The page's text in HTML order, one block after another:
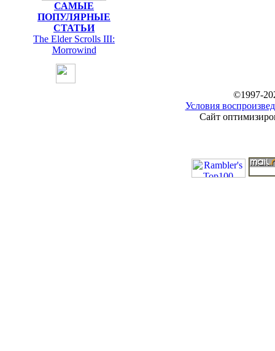
САМЫЕ
ПОПУЛЯРНЫЕ
СТАТЬИ
The Elder Scrolls III:
Morrowind
©1997-
Условия
Сайт